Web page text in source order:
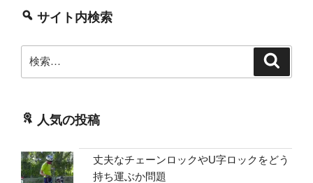
サイト内検索
索:
人気の投稿
丈夫なチェーンロックやU字ロックをどう
持ち運ぶか問題